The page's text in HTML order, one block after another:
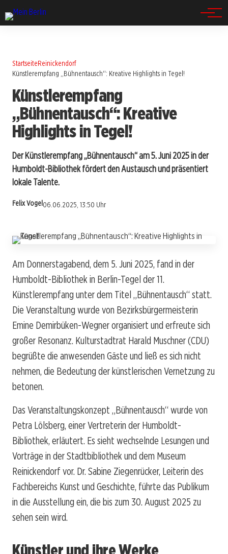
StartseiteReinickendorf
Künstlerempfang „Bühnentausch“: Kreative Highlights in Tegel!
Künstlerempfang
„Bühnentausch“: Kreative
Highlights in Tegel!
Der Künstlerempfang „Bühnentausch“ am 5. Juni 2025 in der
Humboldt-Bibliothek fördert den Austausch und präsentiert
lokale Talente.
Felix Vogel 06.06.2025, 13:50 Uhr
Am Donnerstagabend, dem 5. Juni 2025, fand in der
Humboldt-Bibliothek in Berlin-Tegel der 11.
Künstlerempfang unter dem Titel „Bühnentausch“ statt.
Die Veranstaltung wurde von Bezirksbürgermeisterin
Emine Demirbüken-Wegner organisiert und erfreute sich
großer Resonanz. Kulturstadtrat Harald Muschner (CDU)
begrüßte die anwesenden Gäste und ließ es sich nicht
nehmen, die Bedeutung der künstlerischen Vernetzung zu
betonen.
Das Veranstaltungskonzept „Bühnentausch“ wurde von
Petra Lölsberg, einer Vertreterin der Humboldt-
Bibliothek, erläutert. Es sieht wechselnde Lesungen und
Vorträge in der Stadtbibliothek und dem Museum
Reinickendorf vor. Dr. Sabine Ziegenrücker, Leiterin des
Fachbereichs Kunst und Geschichte, führte das Publikum
in die Ausstellung ein, die bis zum 30. August 2025 zu
sehen sein wird.